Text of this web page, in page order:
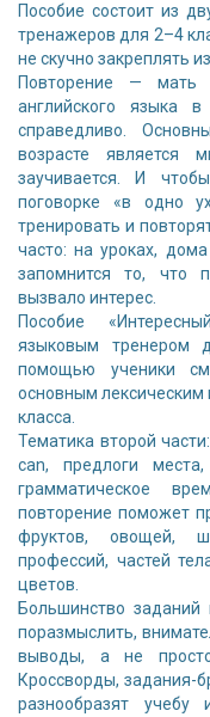
Пособие состоит из
тренажеров для 2–4
не скучно закреплять
Повторение — мать
английского языка
справедливо.
возрасте является
заучивается. И
поговорке «в одно
тренировать и
часто: на уроках,
запомнится то, что
вызвало интерес.
Пособие
языковым тренером
помощью ученики
основным
класса.
Тематика второй
can, предлоги
грамматическое
повторение поможет
фруктов, овощей,
профессий, частей
цветов.
Большинство заданий
поразмыслить,
выводы, а не просто
Кроссворды, задания-
разнообразят